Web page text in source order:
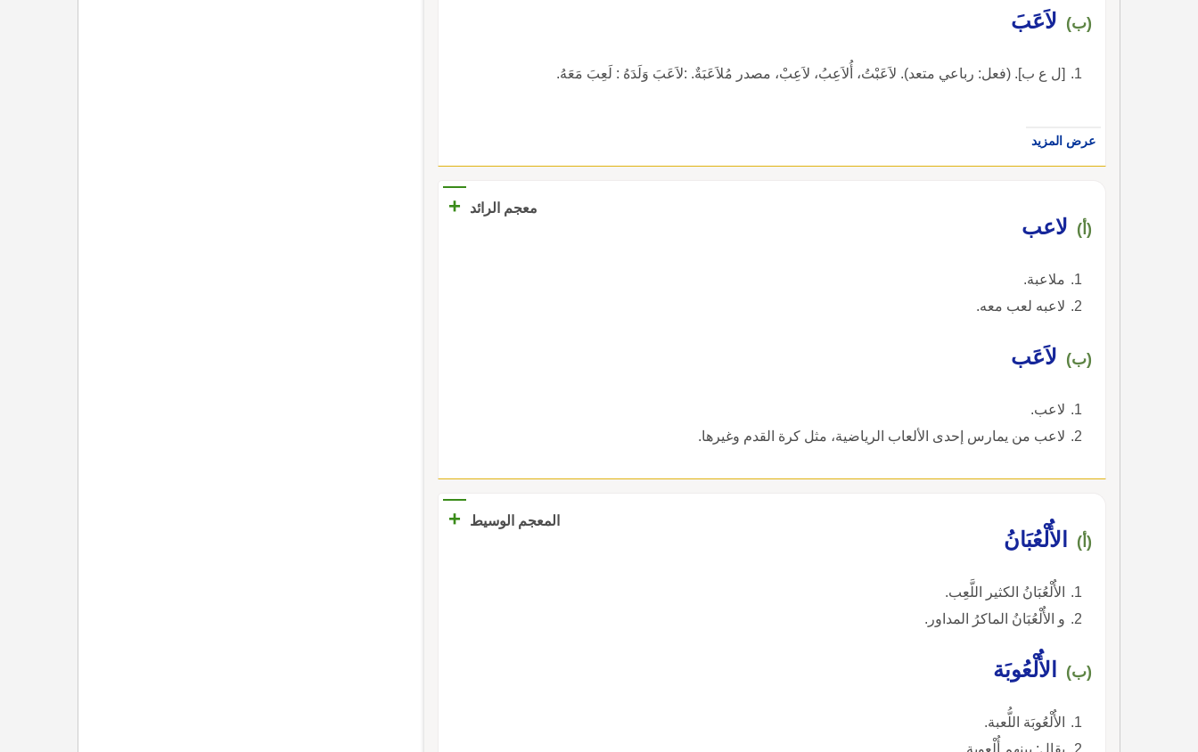
(ب) لاَعَبَ
[ل ع ب]. (فعل: رباعي متعد). لاَعَبْتُ، أُلاَعِبُ، لاَعِبْ، مصدر مُلاَعَبَةٌ. :لاَعَبَ وَلَدَهُ : لَعِبَ مَعَهُ.
عرض المزيد
معجم الرائد +
(أ) لاعب
ملاعبة.
لاعبه لعب معه.
(ب) لاَعَب
لاعب.
لاعب من يمارس إحدى الألعاب الرياضية، مثل كرة القدم وغيرها.
المعجم الوسيط +
(أ) الأُلْعُبَانُ
الأُلْعُبَانُ الكثير اللَّعِب.
و الأُلْعُبَانُ الماكرُ المداور.
(ب) الأُلْعُوبَة
الأُلْعُوبَة اللُّعبة.
يقال: بينهم أُلْعوبة.